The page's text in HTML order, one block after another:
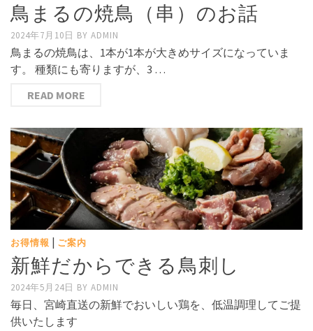
鳥まるの焼鳥（串）のお話
2024年7月10日 BY ADMIN
鳥まるの焼鳥は、1本が1本が大きめサイズになっていま
す。 種類にも寄りますが、3 …
READ MORE
お得情報 | ご案内
新鮮だからできる鳥刺し
2024年5月24日 BY ADMIN
毎日、宮崎直送の新鮮でおいしい鶏を、低温調理してご提
供いたします